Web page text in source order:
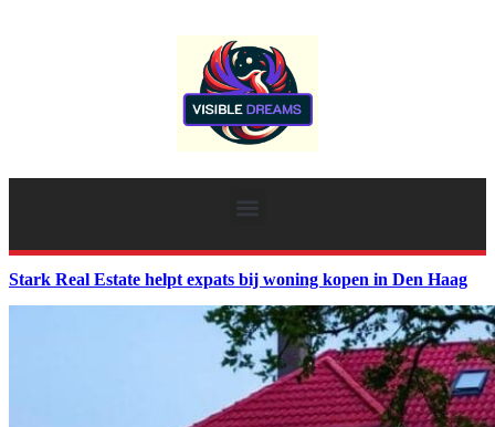
Stark Real Estate helpt expats bij woning kopen in Den Haag